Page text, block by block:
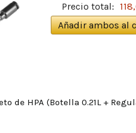
Precio total:
Añadir ambos al
de HPA (Botella 0.21L +